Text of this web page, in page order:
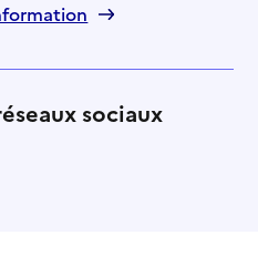
sociaux